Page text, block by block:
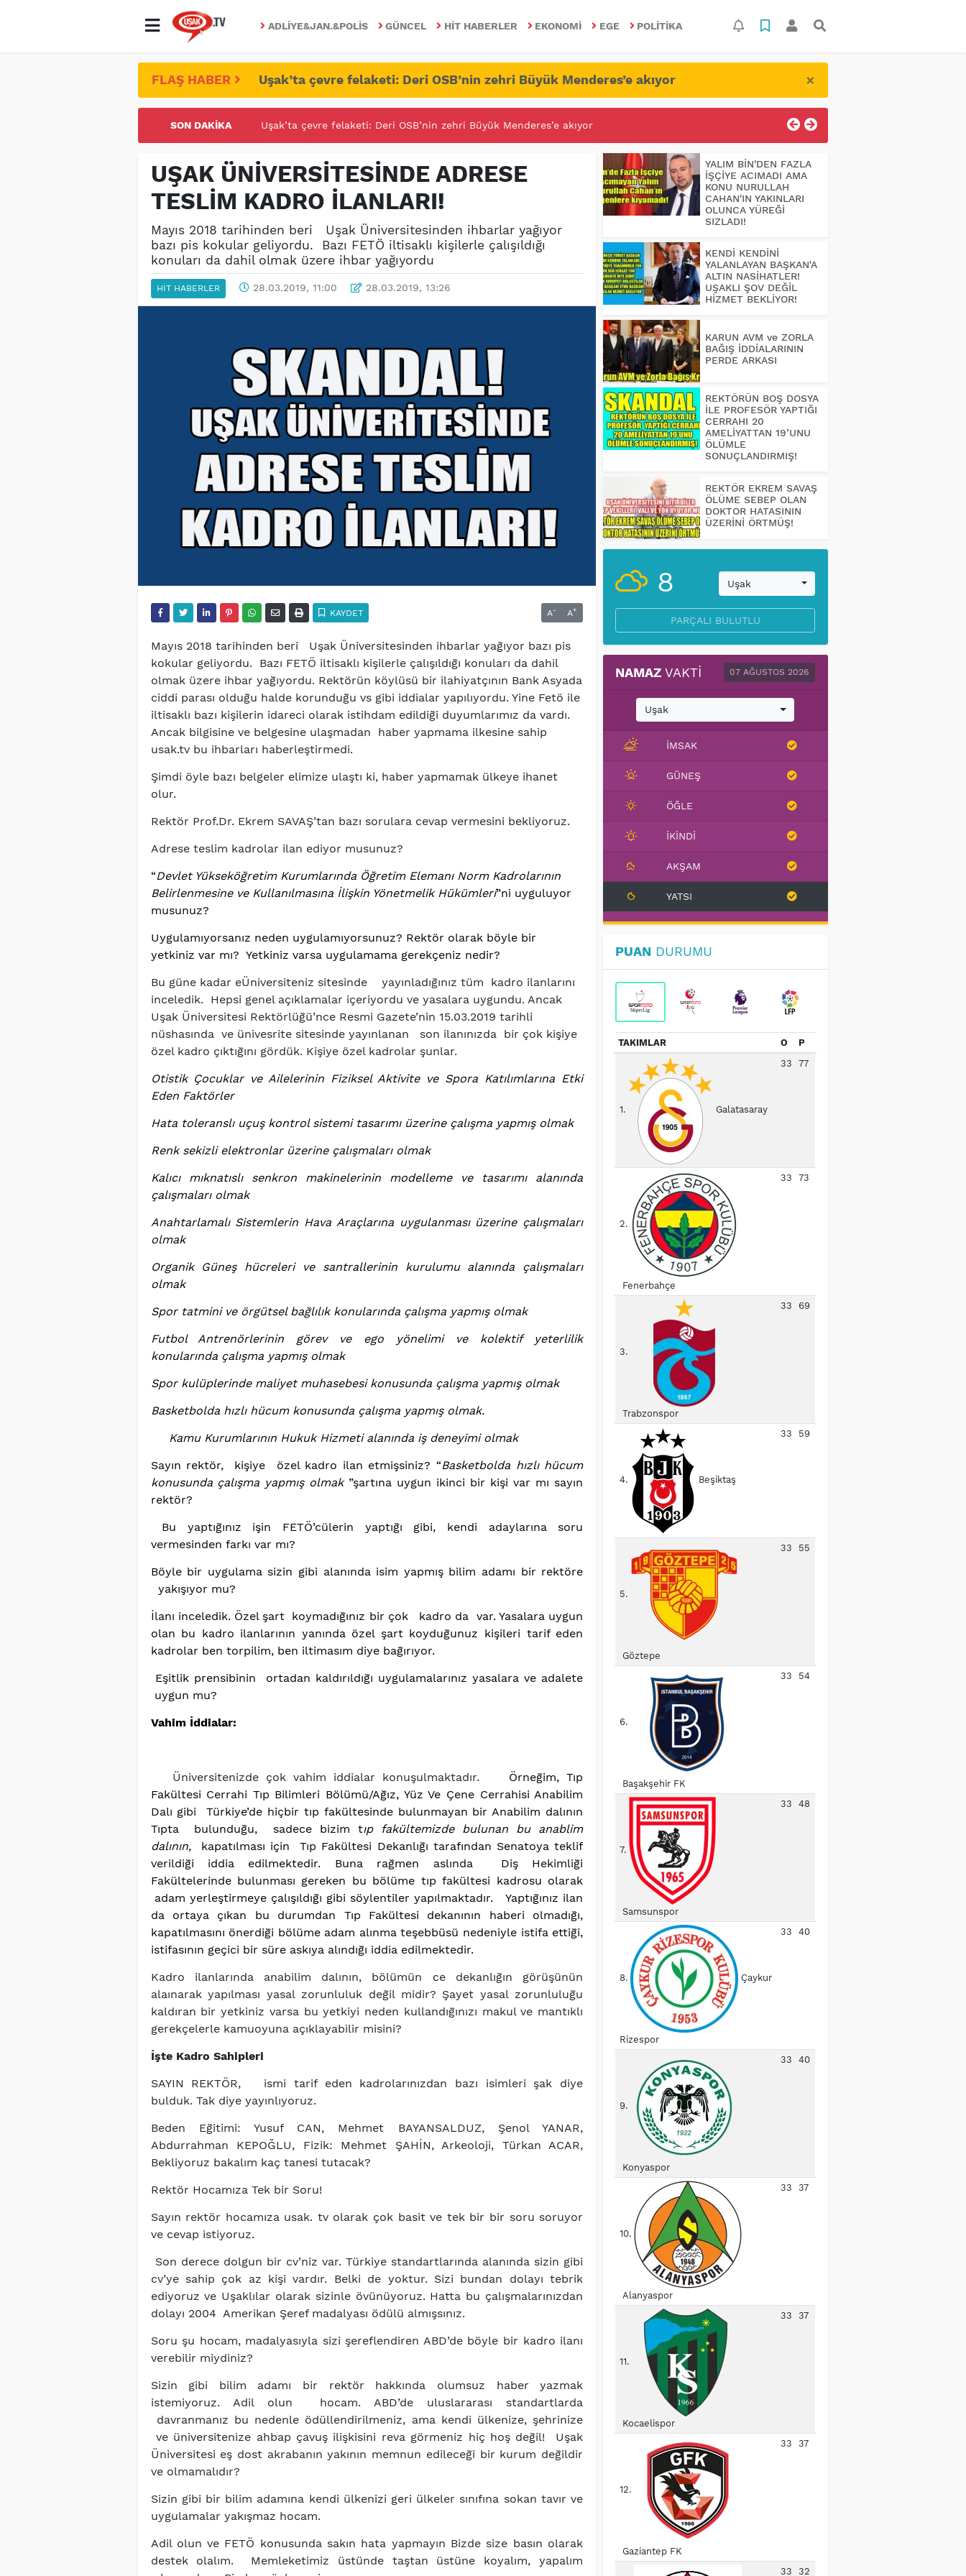
ADLIYE&JAN.&POLIS GÜNCEL HIT HABERLER EKONOMI EGE POLITIKA
FLAŞ HABER Uşak’ta çevre felaketi: Deri OSB’nin zehri Büyük Menderes’e akıyor ×
SON DAKIKA UŞAK ÜNİVERİTESİNDE FETÖ/PDY İLE YALANDAN MÜCADELE!
UŞAK ÜNİVERSİTESİNDE ADRESE
TESLİM KADRO İLANLARI!
Mayıs 2018 tarihinden beri Uşak Üniversitesinden ihbarlar yağıyor
bazı pis kokular geliyordu. Bazı FETÖ iltisaklı kişilerle çalışıldığı
konuları da dahil olmak üzere ihbar yağıyordu
HIT HABERLER 28.03.2019, 11:00 28.03.2019, 13:26
KAYDET A- A+
Mayıs 2018 tarihinden beri Uşak Üniversitesinden ihbarlar yağıyor bazı pis
kokular geliyordu. Bazı FETÖ iltisaklı kişilerle çalışıldığı konuları da dahil
olmak üzere ihbar yağıyordu. Rektörün köylüsü bir ilahiyatçının Bank Asyada
ciddi parası olduğu halde korunduğu vs gibi iddialar yapılıyordu. Yine Fetö ile
iltisaklı bazı kişilerin idareci olarak istihdam edildiği duyumlarımız da vardı.
Ancak bilgisine ve belgesine ulaşmadan haber yapmama ilkesine sahip
usak.tv bu ihbarları haberleştirmedi.
Şimdi öyle bazı belgeler elimize ulaştı ki, haber yapmamak ülkeye ihanet
olur.
Rektör Prof.Dr. Ekrem SAVAŞ’tan bazı sorulara cevap vermesini bekliyoruz.
Adrese teslim kadrolar ilan ediyor musunuz?
“Devlet Yükseköğretim Kurumlarında Öğretim Elemanı Norm Kadrolarının
Belirlenmesine ve Kullanılmasına İlişkin Yönetmelik Hükümleri”ni uyguluyor
musunuz?
Uygulamıyorsanız neden uygulamıyorsunuz? Rektör olarak böyle bir
yetkiniz var mı? Yetkiniz varsa uygulamama gerekçeniz nedir?
Bu güne kadar eÜniversiteniz sitesinde yayınladığınız tüm kadro ilanlarını
inceledik. Hepsi genel açıklamalar içeriyordu ve yasalara uygundu. Ancak
Uşak Üniversitesi Rektörlüğü’nce Resmi Gazete’nin 15.03.2019 tarihli
nüshasında ve ünivesrite sitesinde yayınlanan son ilanınızda bir çok kişiye
özel kadro çıktığını gördük. Kişiye özel kadrolar şunlar.
Otistik Çocuklar ve Ailelerinin Fiziksel Aktivite ve Spora Katılımlarına Etki
Eden Faktörler
Hata toleranslı uçuş kontrol sistemi tasarımı üzerine çalışma yapmış olmak
Renk sekizli elektronlar üzerine çalışmaları olmak
Kalıcı mıknatıslı senkron makinelerinin modelleme ve tasarımı alanında
çalışmaları olmak
Anahtarlamalı Sistemlerin Hava Araçlarına uygulanması üzerine çalışmaları
olmak
Organik Güneş hücreleri ve santrallerinin kurulumu alanında çalışmaları
olmak
Spor tatmini ve örgütsel bağlılık konularında çalışma yapmış olmak
Futbol Antrenörlerinin görev ve ego yönelimi ve kolektif yeterlilik
konularında çalışma yapmış olmak
Spor kulüplerinde maliyet muhasebesi konusunda çalışma yapmış olmak
Basketbolda hızlı hücum konusunda çalışma yapmış olmak.
Kamu Kurumlarının Hukuk Hizmeti alanında iş deneyimi olmak
Sayın rektör, kişiye özel kadro ilan etmişsiniz? “Basketbolda hızlı hücum
konusunda çalışma yapmış olmak ”şartına uygun ikinci bir kişi var mı sayın
rektör?
Bu yaptığınız işin FETÖ’cülerin yaptığı gibi, kendi adaylarına soru
vermesinden farkı var mı?
Böyle bir uygulama sizin gibi alanında isim yapmış bilim adamı bir rektöre
yakışıyor mu?
İlanı inceledik. Özel şart koymadığınız bir çok kadro da var. Yasalara uygun
olan bu kadro ilanlarının yanında özel şart koyduğunuz kişileri tarif eden
kadrolar ben torpilim, ben iltimasım diye bağırıyor.
Eşitlik prensibinin ortadan kaldırıldığı uygulamalarınız yasalara ve adalete
uygun mu?
Vahim İddialar:
Üniversitenizde çok vahim iddialar konuşulmaktadır.
Örneğim, Tıp
Fakültesi Cerrahi Tıp Bilimleri Bölümü/Ağız, Yüz Ve Çene Cerrahisi Anabilim
Dalı gibi Türkiye’de hiçbir tıp fakültesinde bulunmayan bir Anabilim dalının
Tıpta bulunduğu, sadece bizim tıp fakültemizde bulunan bu anablim
dalının,
kapatılması için Tıp Fakültesi Dekanlığı tarafından Senatoya teklif
verildiği iddia edilmektedir. Buna rağmen aslında Diş Hekimliği
Fakültelerinde bulunması gereken bu bölüme tıp fakültesi kadrosu olarak
adam yerleştirmeye çalışıldığı gibi söylentiler yapılmaktadır. Yaptığınız ilan
da ortaya çıkan bu durumdan Tıp Fakültesi dekanının haberi olmadığı,
kapatılmasını önerdiği bölüme adam alınma teşebbüsü nedeniyle istifa ettiği,
istifasının geçici bir süre askıya alındığı iddia edilmektedir.
Kadro ilanlarında anabilim dalının, bölümün ce dekanlığın görüşünün
alaınarak yapılması yasal zorunluluk değil midir? Şayet yasal zorunluluğu
kaldıran bir yetkiniz varsa bu yetkiyi neden kullandığınızı makul ve mantıklı
gerekçelerle kamuoyuna açıklayabilir misini?
İşte Kadro Sahipleri
SAYIN REKTÖR, ismi tarif eden kadrolarınızdan bazı isimleri şak diye
bulduk. Tak diye yayınlıyoruz.
Beden Eğitimi: Yusuf CAN, Mehmet BAYANSALDUZ, Şenol YANAR,
Abdurrahman KEPOĞLU, Fizik: Mehmet ŞAHİN, Arkeoloji, Türkan ACAR,
Bekliyoruz bakalım kaç tanesi tutacak?
Rektör Hocamıza Tek bir Soru!
Sayın rektör hocamıza usak. tv olarak çok basit ve tek bir bir soru soruyor
ve cevap istiyoruz.
Son derece dolgun bir cv’niz var. Türkiye standartlarında alanında sizin gibi
cv’ye sahip çok az kişi vardır. Belki de yoktur. Sizi bundan dolayı tebrik
ediyoruz ve Uşaklılar olarak sizinle övünüyoruz. Hatta bu çalışmalarınızdan
dolayı 2004 Amerikan Şeref madalyası ödülü almışsınız.
Soru şu hocam, madalyasıyla sizi şereflendiren ABD’de böyle bir kadro ilanı
verebilir miydiniz?
Sizin gibi bilim adamı bir rektör hakkında olumsuz haber yazmak
istemiyoruz. Adil olun hocam. ABD’de uluslararası standartlarda
davranmanız bu nedenle ödüllendirilmeniz, ama kendi ülkenize, şehrinize
ve üniversitenize ahbap çavuş ilişkisini reva görmeniz hiç hoş değil! Uşak
Üniversitesi eş dost akrabanın yakının memnun edileceği bir kurum değildir
ve olmamalıdır?
Sizin gibi bir bilim adamına kendi ülkenizi geri ülkeler sınıfına sokan tavır ve
uygulamalar yakışmaz hocam.
Adil olun ve FETÖ konusunda sakın hata yapmayın Bizde size basın olarak
destek olalım. Memleketimiz üstünde taştan üstüne koyalım, yapalım
YALIM BİN'DEN FAZLA
İŞÇİYE ACIMADI AMA
KONU NURULLAH
CAHAN'IN YAKINLARI
OLUNCA YÜREĞİ
SIZLADI!
KENDİ KENDİNİ
YALANLAYAN BAŞKAN'A
ALTIN NASİHATLER!
UŞAKLI ŞOV DEĞİL
HİZMET BEKLİYOR!
KARUN AVM ve ZORLA
BAĞIŞ İDDİALARININ
PERDE ARKASI
REKTÖRÜN BOŞ DOSYA
İLE PROFESÖR YAPTIĞI
CERRAHI 20
AMELİYATTAN 19’UNU
ÖLÜMLE
SONUÇLANDIRMIŞ!
REKTÖR EKREM SAVAŞ
ÖLÜME SEBEP OLAN
DOKTOR HATASININ
ÜZERİNİ ÖRTMÜŞ!
8 Uşak
PARÇALI BULUTLU
NAMAZ VAKTI 07 AĞUSTOS 2026
Uşak
İMSAK
GÜNEŞ
ÖĞLE
İKINDI
AKŞAM
YATSI
PUAN DURUMU
TAKIMLAR O P
1. Galatasaray
33 77
2.
Fenerbahçe
33 73
3.
Trabzonspor
33 69
4. Beşiktaş
33 59
5.
Göztepe
33 55
6.
Başakşehir FK
33 54
7.
Samsunspor
33 48
8. Çaykur
Rizespor
33 40
9.
Konyaspor
33 40
10.
Alanyaspor
33 37
11.
Kocaelispor
33 37
12.
Gaziantep FK
33 37
33 32